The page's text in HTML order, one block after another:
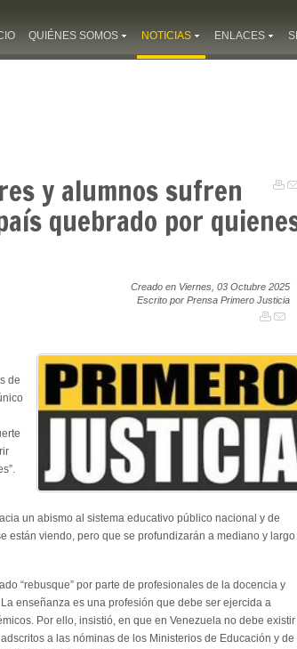
QUIÉNES SOMOS NOTICIAS ENLACES
y alumnos sufren
quebrado por
Creado en Viernes, 03 Octubre 2025
Escrito por Prensa Primero Justicia
de
un abismo al sistema educativo público nacional y de
están viendo, pero que se profundizarán a mediano y largo
“rebusque” por parte de profesionales de la docencia y
enseñanza es una profesión que debe ser ejercida a
Por ello, insistió, en que en Venezuela no debe existir
a las nóminas de los Ministerios de Educación y de